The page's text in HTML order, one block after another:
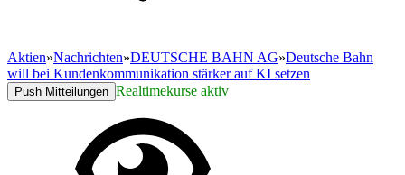
Aktien»Nachrichten»DEUTSCHE BAHN AG»Deutsche Bahn
will bei Kundenkommunikation stärker auf KI setzen
Push Mitteilungen Realtimekurse aktiv